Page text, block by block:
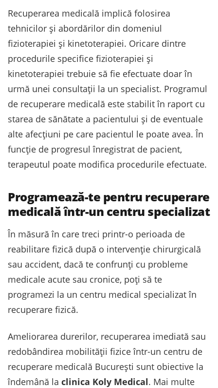
Recuperarea medicală implică folosirea
tehnicilor și abordărilor din domeniul
fizioterapiei și kinetoterapiei. Oricare dintre
procedurile specifice fizioterapiei și
kinetoterapiei trebuie să fie efectuate doar în
urmă unei consultații la un specialist. Programul
de recuperare medicală este stabilit în raport cu
starea de sănătate a pacientului și de eventuale
alte afecțiuni pe care pacientul le poate avea. În
funcție de progresul înregistrat de pacient,
terapeutul poate modifica procedurile efectuate.
Programează-te pentru recuperare
medicală într-un centru specializat
În măsură în care treci printr-o perioada de
reabilitare fizică după o intervenție chirurgicală
sau accident, dacă te confrunți cu probleme
medicale acute sau cronice, poți să te
programezi la un centru medical specializat în
recuperare fizică.
Ameliorarea durerilor, recuperarea imediată sau
redobândirea mobilității fizice într-un centru de
recuperare medicală București sunt obiective la
îndemână la clinica Koly Medical. Mai multe